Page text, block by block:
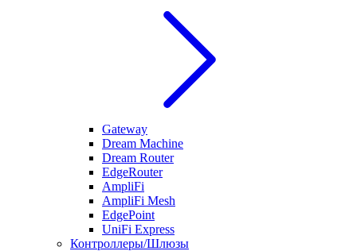
Gateway
Dream Machine
Dream Router
EdgeRouter
AmpliFi
AmpliFi Mesh
EdgePoint
UniFi Express
Контроллеры/Шлюзы